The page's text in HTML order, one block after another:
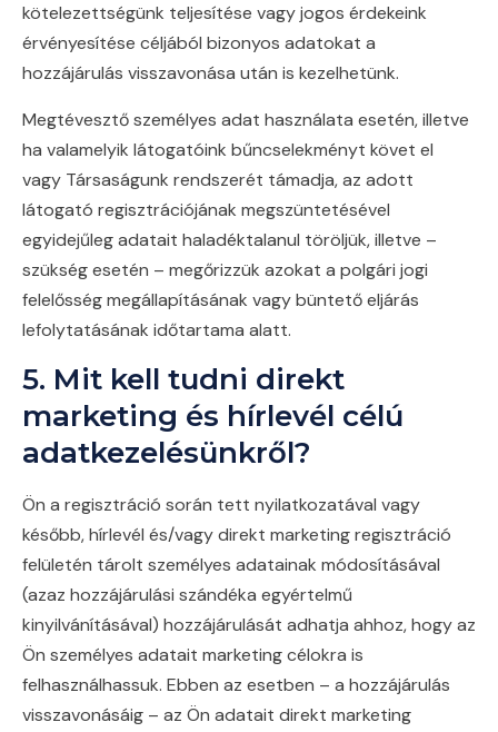
kötelezettségünk teljesítése vagy jogos érdekeink
érvényesítése céljából bizonyos adatokat a
hozzájárulás visszavonása után is kezelhetünk.
Megtévesztő személyes adat használata esetén, illetve
ha valamelyik látogatóink bűncselekményt követ el
vagy Társaságunk rendszerét támadja, az adott
látogató regisztrációjának megszüntetésével
egyidejűleg adatait haladéktalanul töröljük, illetve –
szükség esetén – megőrizzük azokat a polgári jogi
felelősség megállapításának vagy büntető eljárás
lefolytatásának időtartama alatt.
5. Mit kell tudni direkt
marketing és hírlevél célú
adatkezelésünkről?
Ön a regisztráció során tett nyilatkozatával vagy
később, hírlevél és/vagy direkt marketing regisztráció
felületén tárolt személyes adatainak módosításával
(azaz hozzájárulási szándéka egyértelmű
kinyilvánításával) hozzájárulását adhatja ahhoz, hogy az
Ön személyes adatait marketing célokra is
felhasználhassuk. Ebben az esetben – a hozzájárulás
visszavonásáig – az Ön adatait direkt marketing